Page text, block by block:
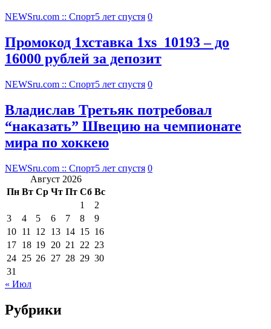
NEWSru.com :: Спорт5 лет спустя 0
Промокод 1хставка 1xs_10193 – до
16000 рублей за депозит
NEWSru.com :: Спорт5 лет спустя 0
Владислав Третьяк потребовал
“наказать” Швецию на чемпионате
мира по хоккею
NEWSru.com :: Спорт5 лет спустя 0
Август 2026
Пн Вт Ср Чт Пт Сб Вс
1
2
3
4 5 6 7 8
9
10 11 12 13 14 15 16
17 18 19 20 21 22 23
24 25 26 27 28 29 30
31
« Июл
Рубрики